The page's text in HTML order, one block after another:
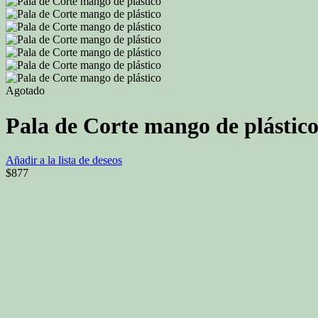
Agotado
Pala de Corte mango de plástico
Añadir a la lista de deseos
$877